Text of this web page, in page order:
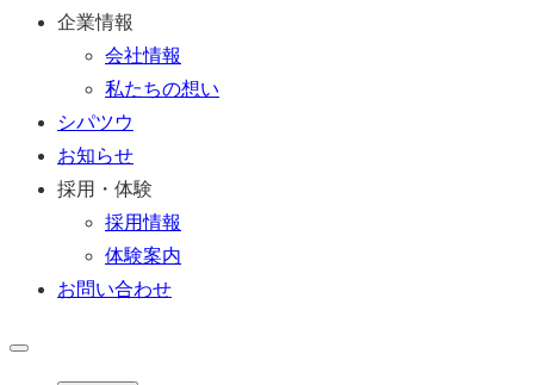
企業情報
会社情報
私たちの想い
シパツウ
お知らせ
採用・体験
採用情報
体験案内
お問い合わせ